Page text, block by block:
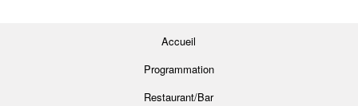
Accueil
Programmation
Restaurant/Bar